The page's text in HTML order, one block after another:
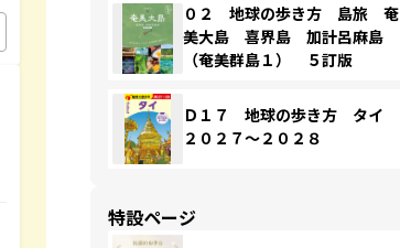
０２ 地球の歩き方 島旅 奄
美大島 喜界島 加計呂麻島
（奄美群島１） ５訂版
Ｄ１７ 地球の歩き方 タイ
２０２７～２０２８
特設ページ